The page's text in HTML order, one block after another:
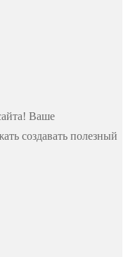
Ваше
создавать полезный